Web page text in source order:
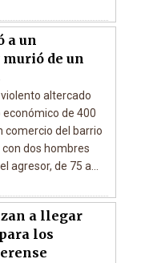
a un
de un
violento altercado
de 400
comercio del barrio
dos hombres
agresor, de 75 a...
a llegar
los